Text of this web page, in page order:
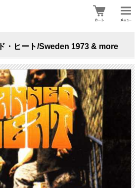
・ヒート/Sweden 1973 & more